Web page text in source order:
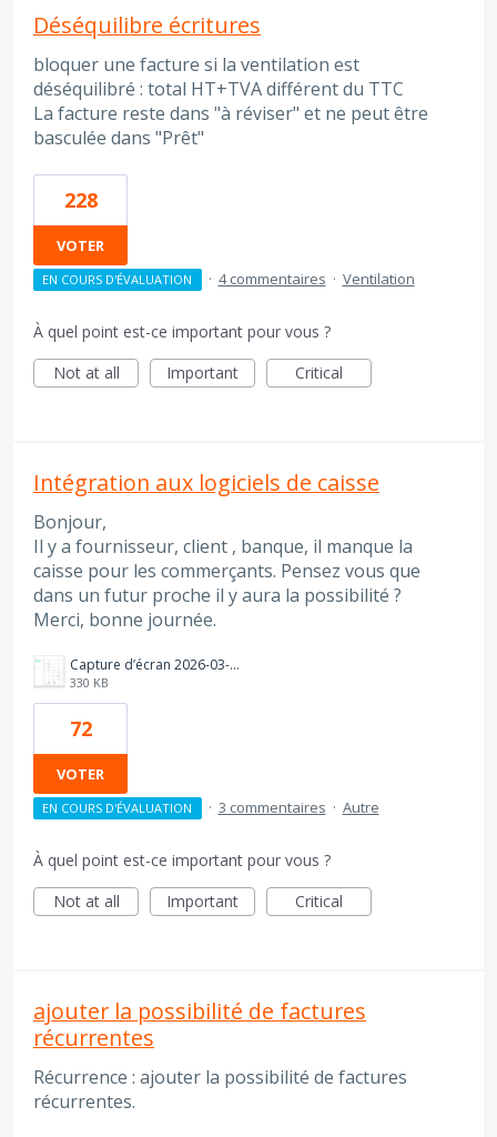
Déséquilibre écritures
bloquer une facture si la ventilation est
déséquilibré : total HT+TVA différent du TTC
La facture reste dans "à réviser" et ne peut être
basculée dans "Prêt"
228
VOTER
EN COURS D'ÉVALUATION · 4 commentaires · Ventilation
À quel point est-ce important pour vous ?
Not at all
Important Critical
Intégration aux logiciels de caisse
Bonjour,
Il y a fournisseur, client , banque, il manque la
caisse pour les commerçants. Pensez vous que
dans un futur proche il y aura la possibilité ?
Merci, bonne journée.
Capture d’écran 2026-03-11 à 14.37.15.png
330 KB
72
VOTER
EN COURS D'ÉVALUATION · 3 commentaires · Autre
À quel point est-ce important pour vous ?
Not at all
Important Critical
ajouter la possibilité de factures
récurrentes
Récurrence : ajouter la possibilité de factures
récurrentes.